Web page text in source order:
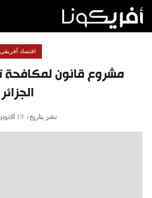
مشروع قانون لمكافحة
الجزائر
اقتصاد أفريقي
نشر بتاريخ: 19 أكتوبر 2022